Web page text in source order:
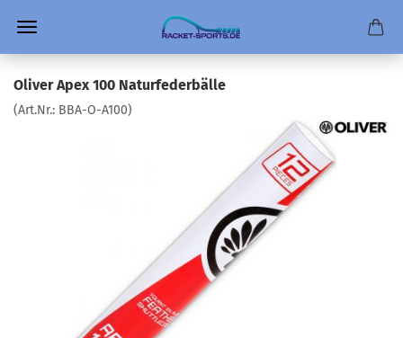
Oliver Apex 100 Naturfederbälle
(Art.Nr.: BBA-O-A100)